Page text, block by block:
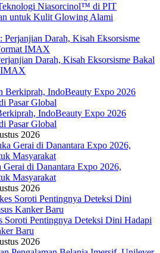
Niasorcinol™ di PIT
untuk Kulit Glowing Alami
Darah, Kisah Eksorsisme Bakal
IMAX
IndoBeauty Expo 2026
Pasar Global
2026
di Danantara Expo 2026,
Masyarakat
2026
Soroti Pentingnya Deteksi Dini Hadapi
Baru
2026